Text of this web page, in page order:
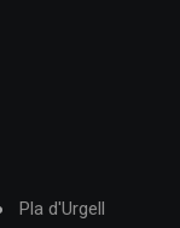
Pla d'Urgell